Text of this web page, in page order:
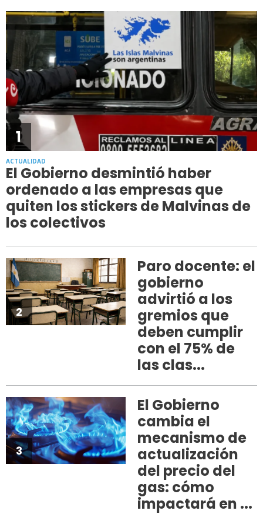
1
ACTUALIDAD
El Gobierno desmintió haber
ordenado a las empresas que
quiten los stickers de Malvinas de
los colectivos
2
Paro docente: el
gobierno
advirtió a los
gremios que
deben cumplir
con el 75% de
las clas...
3
El Gobierno
cambia el
mecanismo de
actualización
del precio del
gas: cómo
impactará en ...